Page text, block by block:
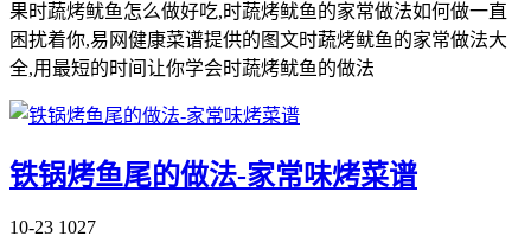
果时蔬烤鱿鱼怎么做好吃,时蔬烤鱿鱼的家常做法如何做一直
困扰着你,易网健康菜谱提供的图文时蔬烤鱿鱼的家常做法大
全,用最短的时间让你学会时蔬烤鱿鱼的做法
铁锅烤鱼尾的做法-家常味烤菜谱
10-23 1027